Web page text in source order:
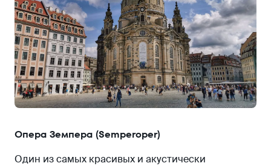
Опера Земпера (Semperoper)
Один из самых красивых и акустически